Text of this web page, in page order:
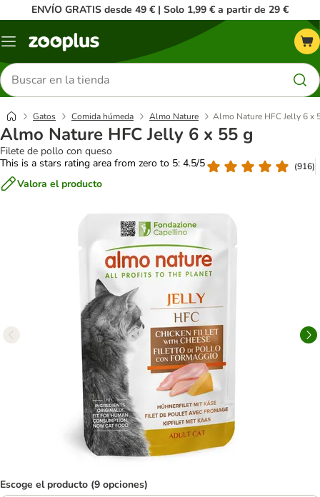
ENVÍO GRATIS desde 49 € | Solo 1,99 € a partir de 29 €
Menú
Buscar
productos
Gatos Comida húmeda Almo Nature Almo Nature HFC Jelly 6 x
Almo Nature HFC Jelly 6 x 55 g
Filete de pollo con queso
This is a stars rating area from zero to 5: 4.5/5
(916)
Valora el producto
Escoge el producto (9 opciones)